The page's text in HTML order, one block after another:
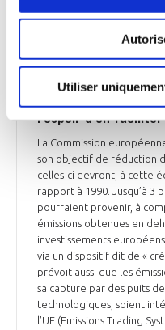
Utiliser
La Commission
flexibilités dans
90 % des
l’espoir d’en
La Commission
son objectif de réduction
celles-ci devront, à cette
rapport à 1990. Jusqu’à 3
pourraient provenir, à
émissions obtenues en
investissements
via un dispositif dit de «
prévoit aussi que les
sa capture par des puits
technologiques, soient
l’UE (Emissions Trading